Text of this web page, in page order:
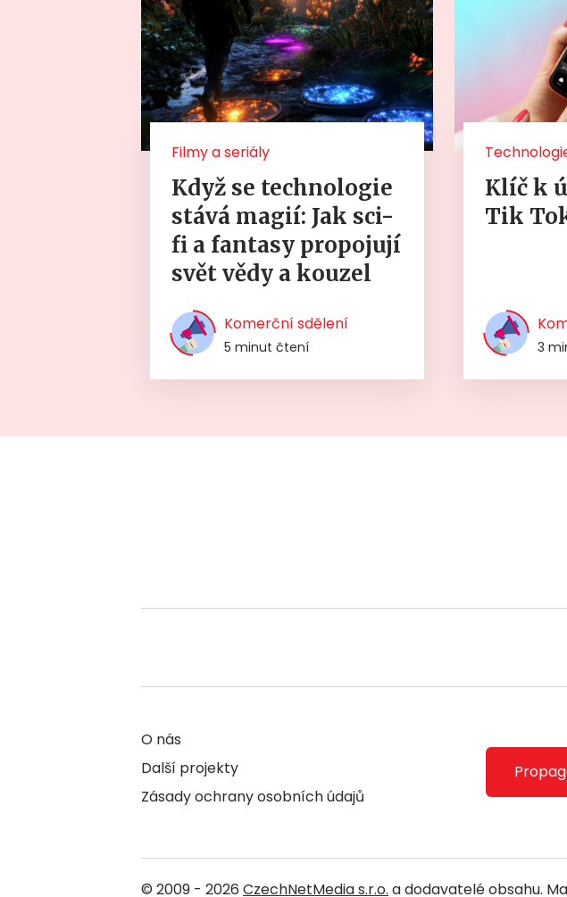
Filmy a seriály
Když se technologie
stává magií: Jak sci-
fi a fantasy propojují
svět vědy a kouzel
Komerční sdělení
5 minut čtení
Klíč k
Tik
3
O nás
Další projekty
Zásady ochrany osobních údajů
© 2009 - 2026 CzechNetMedia s.r.o. a dodavatelé obsahu.